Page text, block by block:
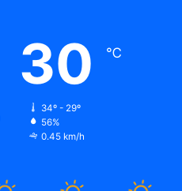
30 ℃
34º - 29º
56%
0.45 km/h